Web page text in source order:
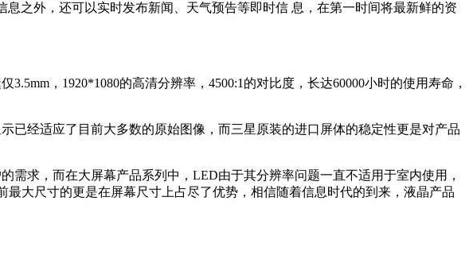
之外，还可以实时发布新闻、天气预告等即时信 息，在第一时间将最新鲜的资
，1920*1080的高清分辨率，4500:1的对比度，长达60000小时的使用寿命，
已经适应了目前大多数的原始图像，而三星原装的进口屏体的稳定性更是对产品
求，而在大屏幕产品系列中，LED由于其分辨率问题一直不适用于室内使用，
大尺寸的更是在屏幕尺寸上占尽了优势，相信随着信息时代的到来，液晶产品